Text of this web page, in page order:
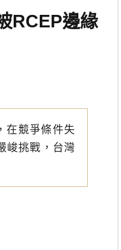
RCEP邊緣
在競爭條件失
峻挑戰，台灣